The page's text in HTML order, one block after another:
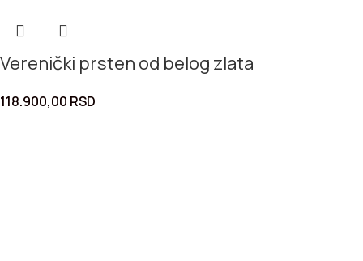
Verenički prsten od belog zlata
118.900,00 RSD